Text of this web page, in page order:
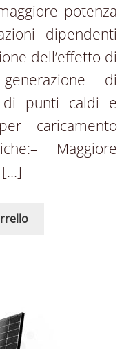
potenza
dipendenti
dell’effetto di
di
di punti caldi e
caricamento
Maggiore
[…]